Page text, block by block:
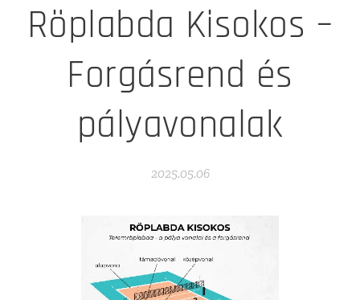
Röplabda Kisokos –
Forgásrend és
pályavonalak
2025.05.06